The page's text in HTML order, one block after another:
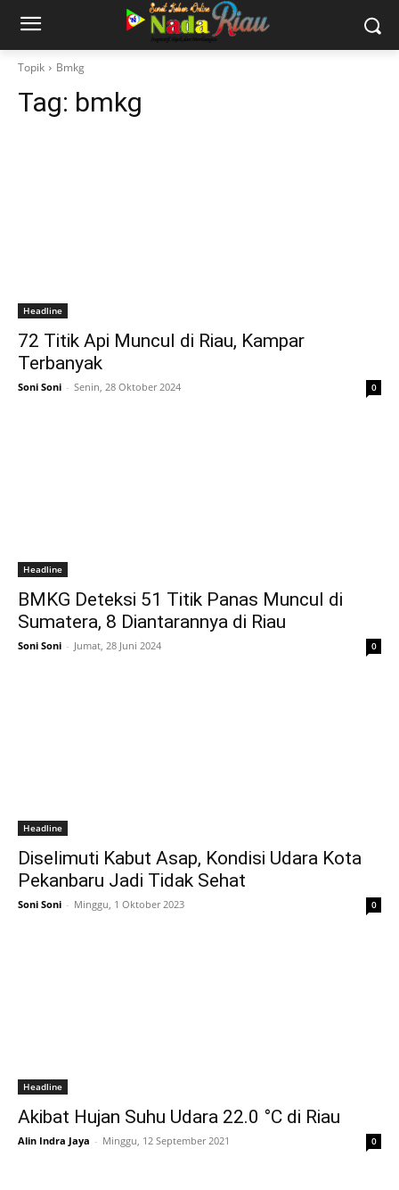
Topik Bmkg
Tag: bmkg
Headline
72 Titik Api Muncul di Riau, Kampar
Terbanyak
Soni Soni - Senin, 28 Oktober 2024 0
Headline
BMKG Deteksi 51 Titik Panas Muncul di
Sumatera, 8 Diantarannya di Riau
Soni Soni - Jumat, 28 Juni 2024 0
Headline
Diselimuti Kabut Asap, Kondisi Udara Kota
Pekanbaru Jadi Tidak Sehat
Soni Soni - Minggu, 1 Oktober 2023 0
Headline
Akibat Hujan Suhu Udara 22.0 °C di Riau
Alin Indra Jaya - Minggu, 12 September 2021 0